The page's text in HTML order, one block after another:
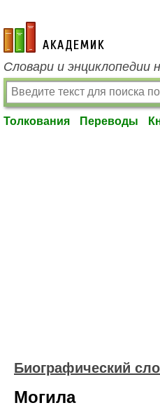
academic.ru
Словари и энциклопедии
Толкования Переводы
Биографический
Могила